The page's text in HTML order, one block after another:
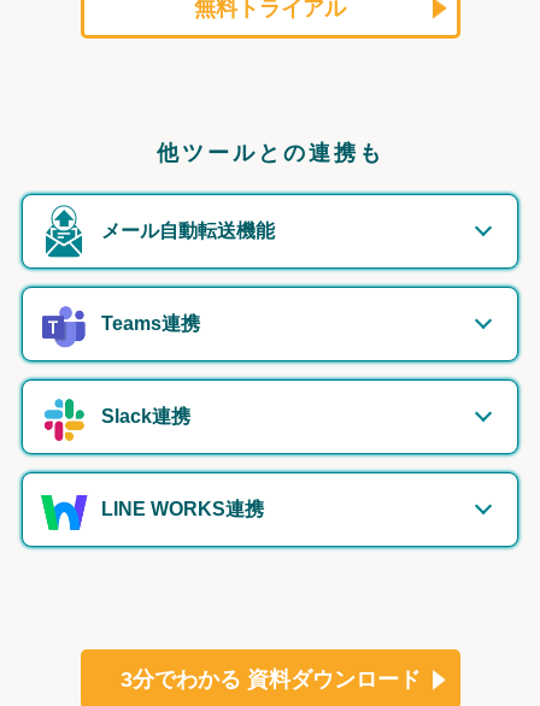
無料トライアル
他ツールとの連携も
メール自動転送機能
Teams連携
Slack連携
LINE WORKS連携
3分でわかる 資料ダウンロード